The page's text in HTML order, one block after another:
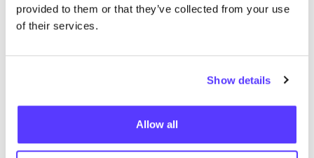
provided to them or that they’ve collected from your use
of their services.
Show details
Allow all
List